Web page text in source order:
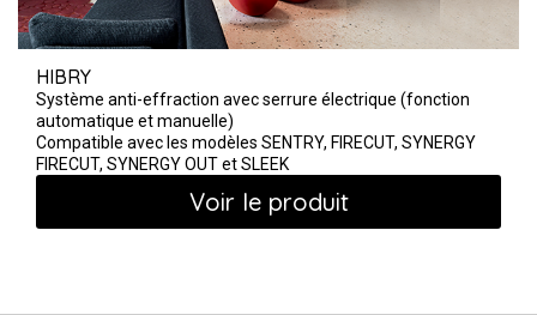
HIBRY
Système anti-effraction avec serrure électrique (fonction
automatique et manuelle)
Compatible avec les modèles SENTRY, FIRECUT, SYNERGY
FIRECUT, SYNERGY OUT et SLEEK
Voir le produit